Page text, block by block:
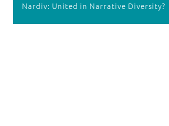
Nardiv: United in Narrative Diversity?